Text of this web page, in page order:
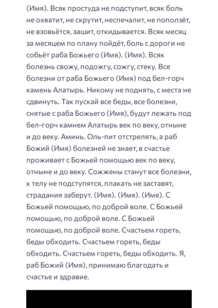
(Имя). Всяк простуда не подступит, всяк боль
не охватит, не скрутит, неспечалит, не поползёт,
не взовьётся, зашит, откидывается. Всяк месяц
за месяцем по плану пойдёт, боль с дороги не
собьёт раба Божьего (Имя). (Имя). Всяк
болезнь свожу, подожгу, сожгу, стеку. Все
болезни от раба Божьего (Имя) под бел-горч
камень Алатырь. Никому не поднять, с места не
сдвинуть. Так пускай все беды, все болезни,
снятые с раба Божьего (Имя), будут лежать под
бел-горч камнем Алатырь век по веку, отныне
и до веку. Аминь. Оль-пит отстрелять, а раб
Божий (Имя) болезней не знает, в счастье
проживает с Божьей помощью век по веку,
отныне и до веку. Сожжены станут все болезни,
к телу не подступятся, плакать не заставят,
страдания заберут. (Имя). (Имя). (Имя). С
Божьей помощью, по доброй воле. С Божьей
помощью, по доброй воле. С Божьей
помощью, по доброй воле. Счастьем гореть,
беды обходить. Счастьем гореть, беды
обходить. Счастьем гореть, беды обходить. Я,
раб Божий (Имя), принимаю благодать и
счастье и здравие.